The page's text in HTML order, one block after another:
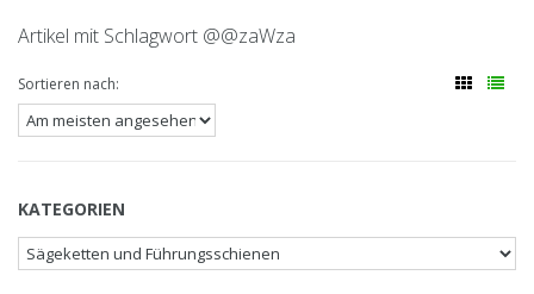
Artikel mit Schlagwort @@zaWza
Sortieren nach:
KATEGORIEN